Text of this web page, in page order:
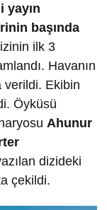
yayın
başında
ilk 3
Havanın
verildi. Ekibin
Öyküsü
Ahunur
dizideki
çekildi.